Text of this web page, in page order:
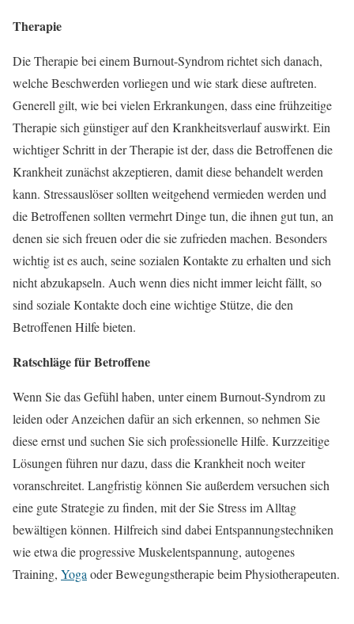
Therapie
Die Therapie bei einem Burnout-Syndrom richtet sich danach,
welche Beschwerden vorliegen und wie stark diese auftreten.
Generell gilt, wie bei vielen Erkrankungen, dass eine frühzeitige
Therapie sich günstiger auf den Krankheitsverlauf auswirkt. Ein
wichtiger Schritt in der Therapie ist der, dass die Betroffenen die
Krankheit zunächst akzeptieren, damit diese behandelt werden
kann. Stressauslöser sollten weitgehend vermieden werden und
die Betroffenen sollten vermehrt Dinge tun, die ihnen gut tun, an
denen sie sich freuen oder die sie zufrieden machen. Besonders
wichtig ist es auch, seine sozialen Kontakte zu erhalten und sich
nicht abzukapseln. Auch wenn dies nicht immer leicht fällt, so
sind soziale Kontakte doch eine wichtige Stütze, die den
Betroffenen Hilfe bieten.
Ratschläge für Betroffene
Wenn Sie das Gefühl haben, unter einem Burnout-Syndrom zu
leiden oder Anzeichen dafür an sich erkennen, so nehmen Sie
diese ernst und suchen Sie sich professionelle Hilfe. Kurzzeitige
Lösungen führen nur dazu, dass die Krankheit noch weiter
voranschreitet. Langfristig können Sie außerdem versuchen sich
eine gute Strategie zu finden, mit der Sie Stress im Alltag
bewältigen können. Hilfreich sind dabei Entspannungstechniken
wie etwa die progressive Muskelentspannung, autogenes
Training, Yoga oder Bewegungstherapie beim Physiotherapeuten.